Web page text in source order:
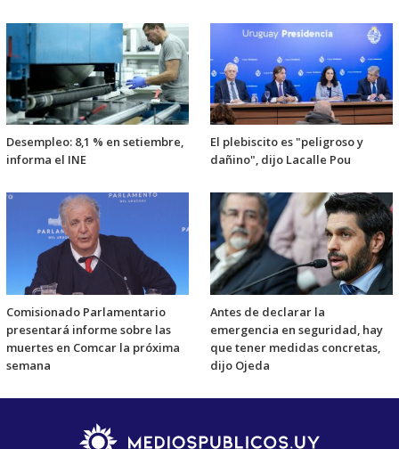
Desempleo: 8,1 % en setiembre,
informa el INE
El plebiscito es "peligroso y
dañino", dijo Lacalle Pou
Comisionado Parlamentario
presentará informe sobre las
muertes en Comcar la próxima
semana
Antes de declarar la
emergencia en seguridad, hay
que tener medidas concretas,
dijo Ojeda